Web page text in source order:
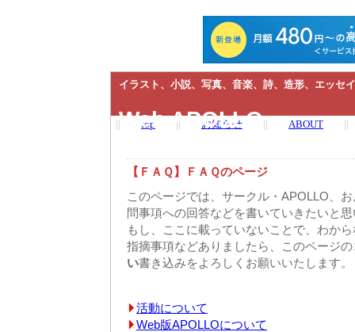
イラスト、小説、写真、音楽、詩、造形、エッ
Web APOLLO
|| top || お知らせ || ABOUT ||
【ＦＡＱ】ＦＡＱのページ
このページでは、サークル・APOLLO、
問事項への回答などを書いていきたいと
もし、ここに載っていないことで、わか
指摘事項などありましたら、このページ
い書き込みをよろしくお願いいたします。
活動について
Web版APOLLOについて